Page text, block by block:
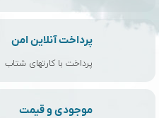
پرداخت آنلاین امن
پرداخت با کارتهای شتاب
موجودی و قیمت